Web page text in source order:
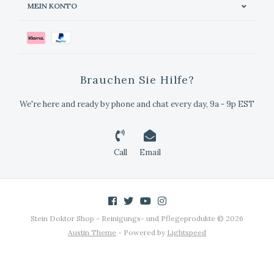
MEIN KONTO
Brauchen Sie Hilfe?
We're here and ready by phone and chat every day, 9a - 9p EST
Call Email
Stein Doktor Shop - Reinigungs- und Pflegeprodukte © 2026
Austin Theme - Powered by Lightspeed